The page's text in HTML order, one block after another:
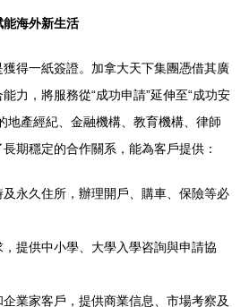
海外新生活
得一紙簽證。加拿大天下集團憑借其廣
力，將服務從“成功申請”延伸至“成功安
地產經紀、金融機構、教育機構、律師
期穩定的合作關系，能為客戶提供：
及永久住所，辦理開戶、購車、保險等必
，提供中小學、大學入學咨詢與申請協
企業家客戶，提供商業信息、市場考察及